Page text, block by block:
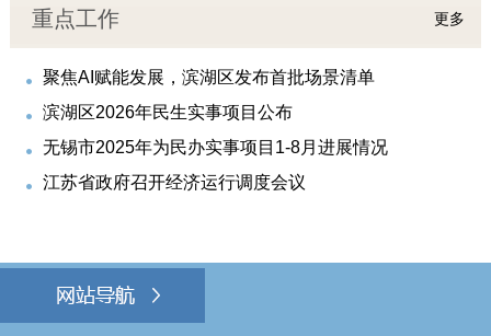
重点工作 更多
聚焦AI赋能发展，滨湖区发布首批场景清单
滨湖区2026年民生实事项目公布
无锡市2025年为民办实事项目1-8月进展情况
江苏省政府召开经济运行调度会议